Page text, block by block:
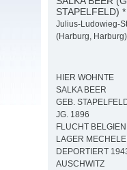
STAPELFELD)
Julius-Ludowieg-
(Harburg, Harburg)
HIER WOHNTE
SALKA BEER
GEB.
JG. 1896
FLUCHT BELGIEN
LAGER
DEPORTIERT
AUSCHWITZ